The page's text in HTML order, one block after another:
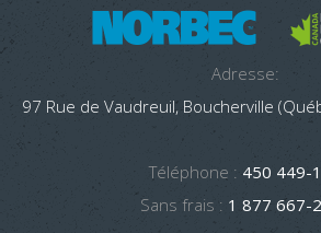
Adresse:
97 Rue de Vaudreuil, Boucherville
Téléphone : 450 449-
Sans frais : 1 877 667-